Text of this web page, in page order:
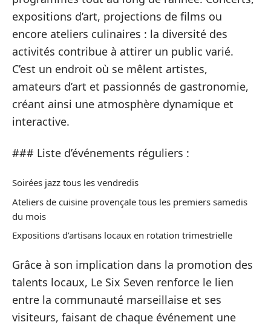
expositions d’art, projections de films ou
encore ateliers culinaires : la diversité des
activités contribue à attirer un public varié.
C’est un endroit où se mêlent artistes,
amateurs d’art et passionnés de gastronomie,
créant ainsi une atmosphère dynamique et
interactive.
### Liste d’événements réguliers :
Soirées jazz tous les vendredis
Ateliers de cuisine provençale tous les premiers samedis
du mois
Expositions d’artisans locaux en rotation trimestrielle
Grâce à son implication dans la promotion des
talents locaux, Le Six Seven renforce le lien
entre la communauté marseillaise et ses
visiteurs, faisant de chaque événement une